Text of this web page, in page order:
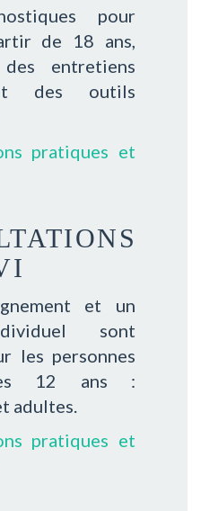
pour
de 18 ans,
entretiens
des outils
pratiques et
et un
sont
les personnes
12 ans :
adultes.
pratiques et